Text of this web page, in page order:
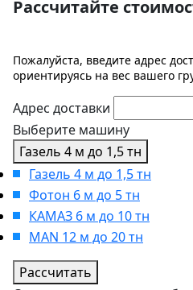
Рассчитайте
Пожалуйста, введите адрес
ориентируясь на вес вашего
Адрес доставки
Выберите машину
Газель 4 м до 1,5 тн
Газель 4 м до 1,5 тн
Фотон 6 м до 5 тн
КАМАЗ 6 м до 10 тн
MAN 12 м до 20 тн
Рассчитать